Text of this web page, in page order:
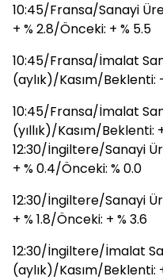
10:45/Fransa/Sanayi
+ % 2.8/Önceki: + % 5.5
10:45/Fransa/İmalat
(aylık)/Kasım/Beklenti: -
10:45/Fransa/İmalat
(yıllık)/Kasım/Beklenti:
12:30/İngiltere/Sanayi
+ % 0.4/Önceki: % 0.0
12:30/İngiltere/Sanayi
+ % 1.8/Önceki: + % 3.6
12:30/İngiltere/İmalat
(aylık)/Kasım/Beklenti: